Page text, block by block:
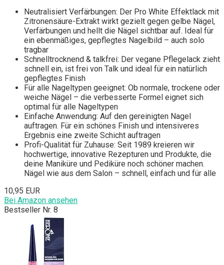
Neutralisiert Verfärbungen: Der Pro White Effektlack mit
Zitronensäure-Extrakt wirkt gezielt gegen gelbe Nägel,
Verfärbungen und hellt die Nägel sichtbar auf. Ideal für
ein ebenmäßiges, gepflegtes Nagelbild – auch solo
tragbar
Schnelltrocknend & talkfrei: Der vegane Pflegelack zieht
schnell ein, ist frei von Talk und ideal für ein natürlich
gepflegtes Finish
Für alle Nageltypen geeignet: Ob normale, trockene oder
weiche Nägel – die verbesserte Formel eignet sich
optimal für alle Nageltypen
Einfache Anwendung: Auf den gereinigten Nagel
auftragen. Für ein schönes Finish und intensiveres
Ergebnis eine zweite Schicht auftragen
Profi-Qualität für Zuhause: Seit 1989 kreieren wir
hochwertige, innovative Rezepturen und Produkte, die
deine Maniküre und Pediküre noch schöner machen.
Nägel wie aus dem Salon – schnell, einfach und für alle
10,95 EUR
Bei Amazon ansehen
Bestseller Nr. 8